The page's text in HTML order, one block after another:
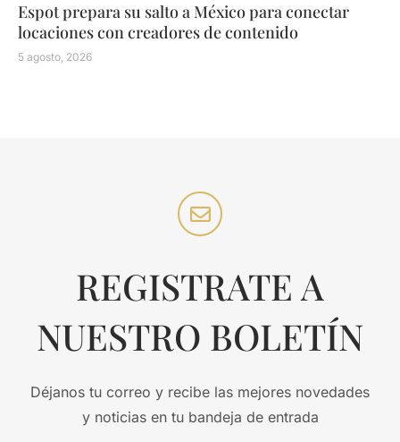
Espot prepara su salto a México para conectar
locaciones con creadores de contenido
5 agosto, 2026
REGISTRATE A
NUESTRO BOLETÍN
Déjanos tu correo y recibe las mejores novedades
y noticias en tu bandeja de entrada